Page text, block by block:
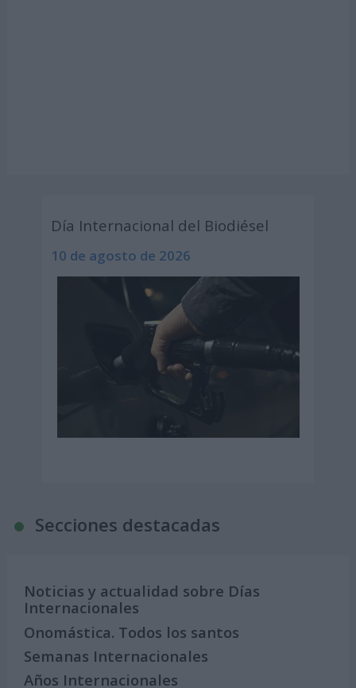
Día Internacional del Biodiésel
10 de agosto de 2026
Secciones destacadas
Noticias y actualidad sobre Días
Internacionales
Onomástica. Todos los santos
Semanas Internacionales
Años Internacionales